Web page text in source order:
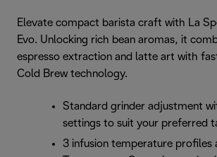
Elevate compact barista craft with La
Evo. Unlocking rich bean aromas, it
espresso extraction and latte art with
Cold Brew technology.
Standard grinder adjustment
settings to suit your preferred
3 infusion temperature profiles